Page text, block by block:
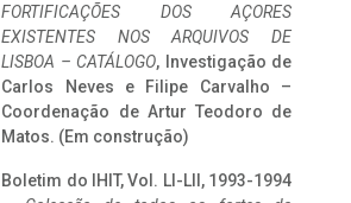
FORTIFICAÇÕES DOS AÇORES
EXISTENTES NOS ARQUIVOS DE
LISBOA – CATÁLOGO, Investigação de
Carlos Neves e Filipe Carvalho –
Coordenação de Artur Teodoro de
Matos. (Em construção)
Boletim do IHIT, Vol. LI-LII, 1993-1994